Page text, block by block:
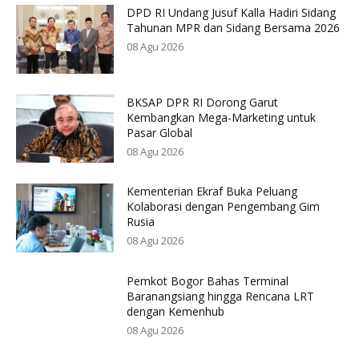
DPD RI Undang Jusuf Kalla Hadiri Sidang
Tahunan MPR dan Sidang Bersama 2026
08 Agu 2026
BKSAP DPR RI Dorong Garut
Kembangkan Mega-Marketing untuk
Pasar Global
08 Agu 2026
Kementerian Ekraf Buka Peluang
Kolaborasi dengan Pengembang Gim
Rusia
08 Agu 2026
Pemkot Bogor Bahas Terminal
Baranangsiang hingga Rencana LRT
dengan Kemenhub
08 Agu 2026